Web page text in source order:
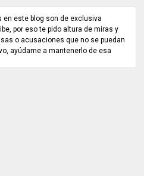
este blog son de exclusiva
por eso te pido altura de miras y
o acusaciones que no se puedan
ayúdame a mantenerlo de esa